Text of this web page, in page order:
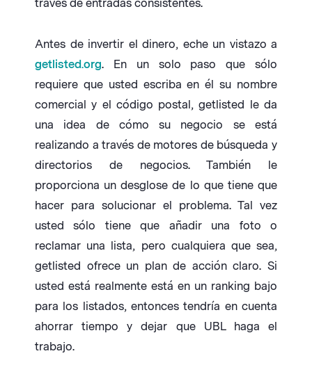
través de entradas consistentes.
Antes de invertir el dinero, eche un vistazo a
getlisted.org. En un solo paso que sólo
requiere que usted escriba en él su nombre
comercial y el código postal, getlisted le da
una idea de cómo su negocio se está
realizando a través de motores de búsqueda y
directorios de negocios. También le
proporciona un desglose de lo que tiene que
hacer para solucionar el problema. Tal vez
usted sólo tiene que añadir una foto o
reclamar una lista, pero cualquiera que sea,
getlisted ofrece un plan de acción claro. Si
usted está realmente está en un ranking bajo
para los listados, entonces tendría en cuenta
ahorrar tiempo y dejar que UBL haga el
trabajo.